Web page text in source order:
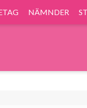
NÄMNDER